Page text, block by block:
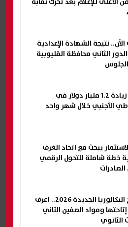
الأعلى للإعلام بعد تحرك نقابة
نتيجة الشهادة الإعدادية
2026 الدور الثاني محافظة القليوبية
عاجل| زيادة 1.2 مليار دولار في
الأجنبي خلال شهر واحد
يبحث مع اتحاد الغرف
خطة شاملة للتحول الرقمي
مناهج البكالوريا الجديدة 2026.. اعرف
ومواد الصفين الثاني
الثانوي